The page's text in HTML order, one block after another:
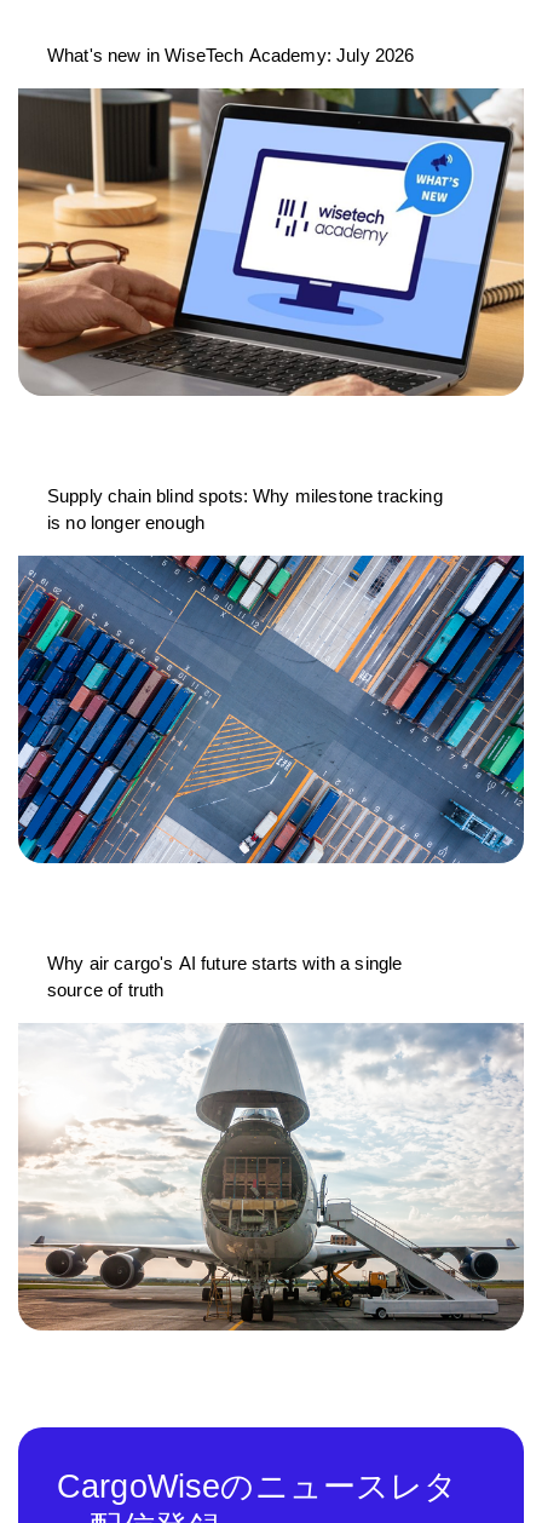
What's new in WiseTech Academy: July 2026
Supply chain blind spots: Why milestone tracking
is no longer enough
Why air cargo's AI future starts with a single
source of truth
CargoWiseのニュースレタ